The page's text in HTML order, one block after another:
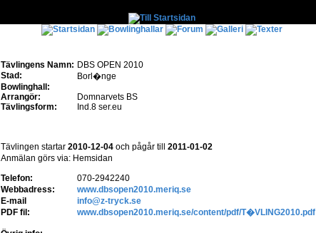
Tävlingens Namn: DBS OPEN 2010
Stad:
Borl�nge
Bowlinghall:
Arrangör:
Domnarvets BS
Tävlingsform:
Ind.8 ser.eu
Tävlingen startar 2010-12-04 och pågår till 2011-01-02
Anmälan görs via: Hemsidan
Telefon:
070-2942240
Webbadress:
www.dbsopen2010.meriq.se
E-mail
info@z-tryck.se
PDF fil:
www.dbsopen2010.meriq.se/content/pdf/T�VLING2010.pdf